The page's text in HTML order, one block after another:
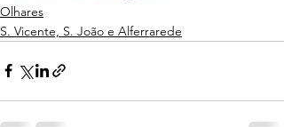
Olhares
S. Vicente, S. João e Alferrarede